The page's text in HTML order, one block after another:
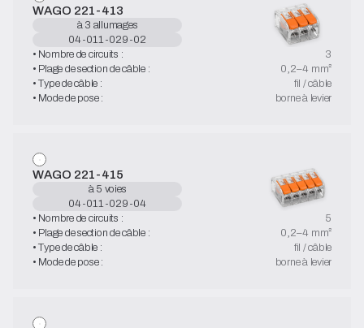
WAGO 221-413
à 3 allumages
04-011-029-02
• Nombre de circuits :
3
• Plage de section de câble :
0,2–4 mm²
• Type de câble :
fil / câble
• Mode de pose :
borne à levier
WAGO 221-415
à 5 voies
04-011-029-04
• Nombre de circuits :
5
• Plage de section de câble :
0,2–4 mm²
• Type de câble :
fil / câble
• Mode de pose :
borne à levier